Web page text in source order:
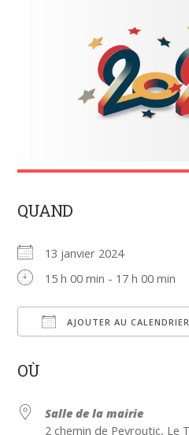
QUAND
13 janvier 2024
15 h 00 min - 17 h 00 min
AJOUTER AU CALENDRIER
OÙ
Salle de la mairie
2 chemin de Peyroutic, Le